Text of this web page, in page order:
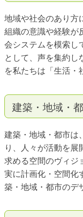
地域や社会のあり方
組織の意識や経験が
会システムを模索し
として、声を集約
を私たちは「生活・
建築・地域・
建築・地域・都市は
り、人々が活動を展
求める空間のヴィジ
実に計画化・空間
築・地域・都市のデ